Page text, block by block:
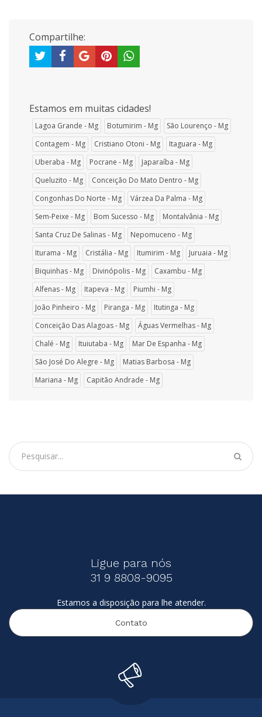
Compartilhe:
Estamos em muitas cidades!
Lagoa Grande - Mg Botumirim - Mg
São Lourenço - Mg
Contagem - Mg
Cristiano Otoni - Mg
Itaguara - Mg
Uberaba - Mg
Pocrane - Mg
Japaraíba - Mg
Queluzito - Mg
Conceição Do Mato Dentro - Mg
Congonhas Do Norte - Mg
Várzea Da Palma - Mg
Sem-Peixe - Mg
Bom Sucesso - Mg
Montalvânia - Mg
Santa Cruz De Salinas - Mg
Nepomuceno - Mg
Iturama - Mg
Cristália - Mg Itumirim - Mg
Juruaia - Mg
Biquinhas - Mg
Divinópolis - Mg
Caxambu - Mg
Alfenas - Mg
Itapeva - Mg
Piumhi - Mg
João Pinheiro - Mg
Piranga - Mg
Itutinga - Mg
Conceição Das Alagoas - Mg
Águas Vermelhas - Mg
Chalé - Mg
Ituiutaba - Mg
Mar De Espanha - Mg
São José Do Alegre - Mg
Matias Barbosa - Mg
Mariana - Mg
Capitão Andrade - Mg
Ligue para nós
31 9 8808-9095
Estamos a disposição para lhe atender.
Contato